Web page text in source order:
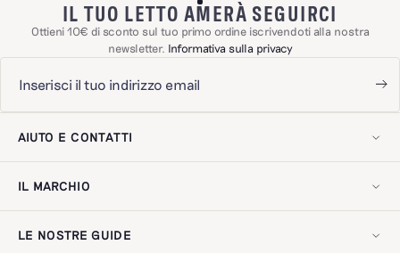
IL TUO LETTO AMERÀ SEGUIRCI
Ottieni 10€ di sconto sul tuo primo ordine iscrivendoti alla nostra
newsletter. Informativa sulla privacy
AIUTO E CONTATTI
Contattaci!
Spedizioni e resi
Domande frequenti
Recensioni dei clienti
IL MARCHIO
Il nostro savoir-faire
Il nostro impegno
LE NOSTRE GUIDE